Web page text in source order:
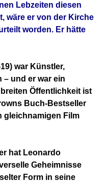
Lebzeiten diesen
wäre er von der Kirche
worden. Er hätte
war Künstler,
und er war ein
Öffentlichkeit ist
Buch-Bestseller
gleichnamigen Film
hat Leonardo
Geheimnisse
Form in seine